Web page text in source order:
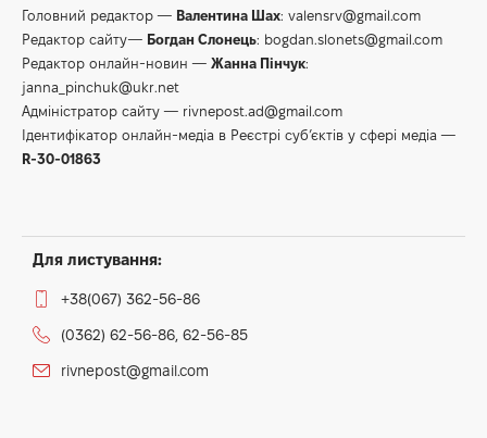
Головний редактор — Валентина Шах: valensrv@gmail.com
Редактор сайту— Богдан Слонець: bogdan.slonets@gmail.com
Редактор онлайн-новин — Жанна Пінчук:
janna_pinchuk@ukr.net
Адміністратор сайту — rivnepost.ad@gmail.com
Ідентифікатор онлайн-медіа в Реєстрі суб’єктів у сфері медіа —
R-30-01863
Для листування:
+38(067) 362-56-86
(0362) 62-56-86, 62-56-85
rivnepost@gmail.com